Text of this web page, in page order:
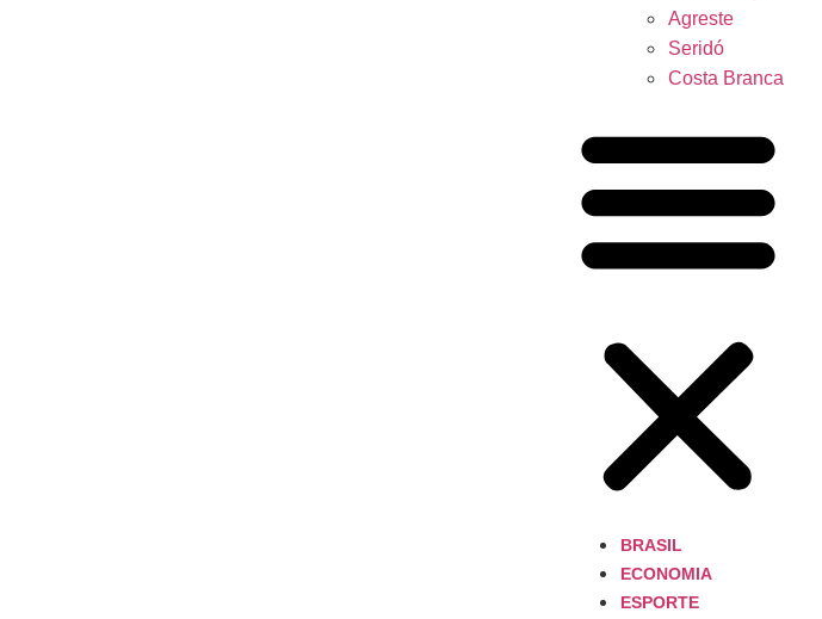
Agreste
Seridó
Costa Branca
BRASIL
ECONOMIA
ESPORTE